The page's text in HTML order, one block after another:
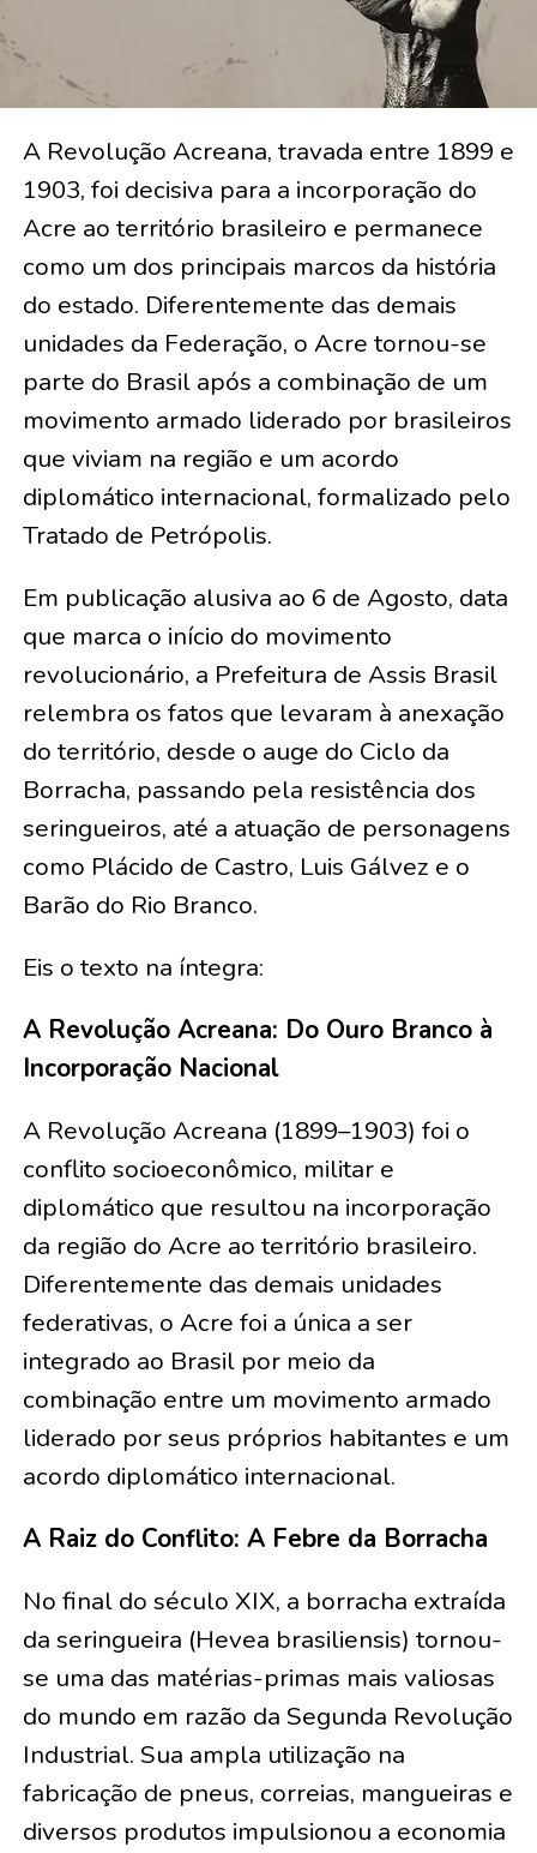
A Revolução Acreana, travada entre 1899 e
1903, foi decisiva para a incorporação do
Acre ao território brasileiro e permanece
como um dos principais marcos da história
do estado. Diferentemente das demais
unidades da Federação, o Acre tornou-se
parte do Brasil após a combinação de um
movimento armado liderado por brasileiros
que viviam na região e um acordo
diplomático internacional, formalizado pelo
Tratado de Petrópolis.
Em publicação alusiva ao 6 de Agosto, data
que marca o início do movimento
revolucionário, a Prefeitura de Assis Brasil
relembra os fatos que levaram à anexação
do território, desde o auge do Ciclo da
Borracha, passando pela resistência dos
seringueiros, até a atuação de personagens
como Plácido de Castro, Luis Gálvez e o
Barão do Rio Branco.
Eis o texto na íntegra:
A Revolução Acreana: Do Ouro Branco à
Incorporação Nacional
A Revolução Acreana (1899–1903) foi o
conflito socioeconômico, militar e
diplomático que resultou na incorporação
da região do Acre ao território brasileiro.
Diferentemente das demais unidades
federativas, o Acre foi a única a ser
integrado ao Brasil por meio da
combinação entre um movimento armado
liderado por seus próprios habitantes e um
acordo diplomático internacional.
A Raiz do Conflito: A Febre da Borracha
No final do século XIX, a borracha extraída
da seringueira (Hevea brasiliensis) tornou-
se uma das matérias-primas mais valiosas
do mundo em razão da Segunda Revolução
Industrial. Sua ampla utilização na
fabricação de pneus, correias, mangueiras e
diversos produtos impulsionou a economia